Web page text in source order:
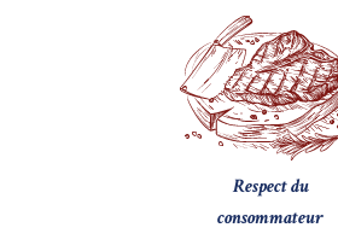
Respect du
consommateur